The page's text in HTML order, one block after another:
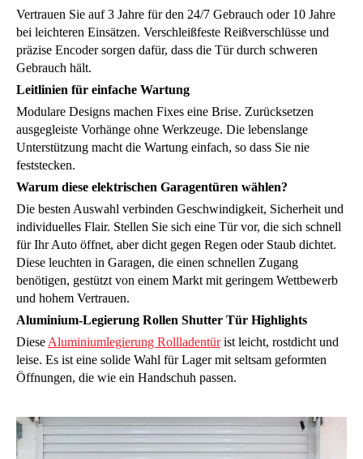
Vertrauen Sie auf 3 Jahre für den 24/7 Gebrauch oder 10 Jahre
bei leichteren Einsätzen. Verschleißfeste Reißverschlüsse und
präzise Encoder sorgen dafür, dass die Tür durch schweren
Gebrauch hält.
Leitlinien für einfache Wartung
Modulare Designs machen Fixes eine Brise. Zurücksetzen
ausgegleiste Vorhänge ohne Werkzeuge. Die lebenslange
Unterstützung macht die Wartung einfach, so dass Sie nie
feststecken.
Warum diese elektrischen Garagentüren wählen?
Die besten Auswahl verbinden Geschwindigkeit, Sicherheit und
individuelles Flair. Stellen Sie sich eine Tür vor, die sich schnell
für Ihr Auto öffnet, aber dicht gegen Regen oder Staub dichtet.
Diese leuchten in Garagen, die einen schnellen Zugang
benötigen, gestützt von einem Markt mit geringem Wettbewerb
und hohem Vertrauen.
Aluminium-Legierung Rollen Shutter Tür Highlights
Diese Aluminiumlegierung Rollladentürist leicht, rostdicht und
leise. Es ist eine solide Wahl für Lager mit seltsam geformten
Öffnungen, die wie ein Handschuh passen.